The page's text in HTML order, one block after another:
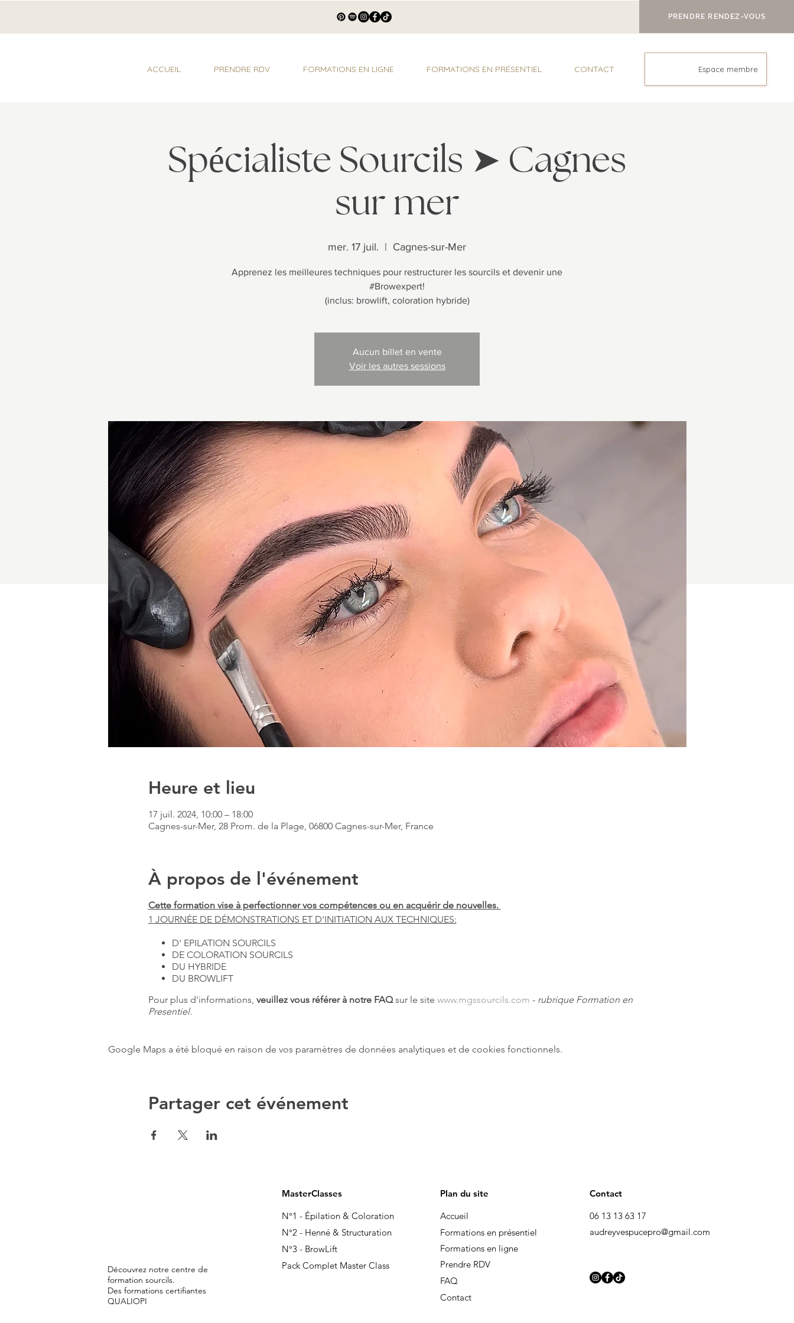
PRENDRE RENDEZ-VOUS
ACCUEIL PRENDRE RDV FORMATIONS EN LIGNE FORMATIONS EN PRÉSENTIEL CONTACT Espace membre
Spécialiste Sourcils ➤ Cagnes
sur mer
mer. 17 juil.
  |
Cagnes-sur-Mer
Apprenez les meilleures techniques pour restructurer les sourcils et devenir une
#Browexpert!
(inclus: browlift, coloration hybride)
Aucun billet en vente
Voir les autres sessions
Heure et lieu
17 juil. 2024, 10:00 – 18:00
Cagnes-sur-Mer, 28 Prom. de la Plage, 06800 Cagnes-sur-Mer, France
À propos de l'événement
Cette formation vise à perfectionner vos compétences ou en acquérir de nouvelles.
1 JOURNÉE DE DÉMONSTRATIONS ET D'INITIATION AUX TECHNIQUES:
D' EPILATION SOURCILS
DE COLORATION SOURCILS
DU HYBRIDE
DU BROWLIFT
Pour plus d'informations, veuillez vous référer à notre FAQsur le site www.mgssourcils.com - rubrique Formation en
Presentiel.
Google Maps a été bloqué en raison de vos paramètres de données analytiques et de cookies fonctionnels.
Partager cet événement
Découvrez notre centre de
formation sourcils.
Des formations certifiantes
QUALIOPI
MasterClasses
N°1 - Épilation & Coloration
N°2 - Henné & Structuration
N°3 - BrowLift
Pack Complet Master Class
Plan du site
Accueil
Formations en présentiel
Formations en ligne
Prendre RDV
FAQ
Contact
Contact
06 13 13 63 17
audreyvespucepro@gmail.com